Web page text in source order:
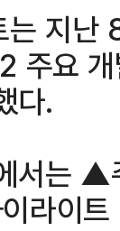
는 지
주요
다.
서는
라이